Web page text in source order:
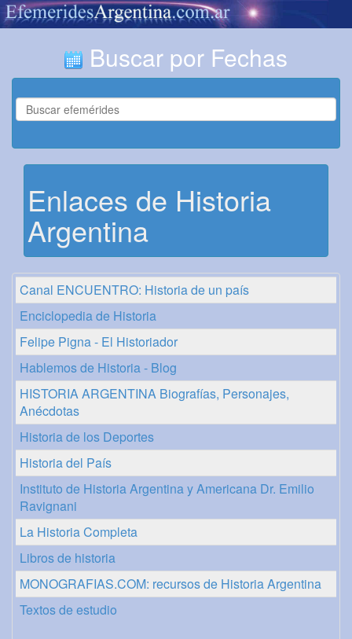
Buscar por Fechas
Enlaces de Historia
Argentina
Canal ENCUENTRO: Historia de un país
Enciclopedia de Historia
Felipe Pigna - El Historiador
Hablemos de Historia - Blog
HISTORIA ARGENTINA Biografías, Personajes,
Anécdotas
Historia de los Deportes
Historia del País
Instituto de Historia Argentina y Americana Dr. Emilio
Ravignani
La Historia Completa
Libros de historia
MONOGRAFIAS.COM: recursos de Historia Argentina
Textos de estudio